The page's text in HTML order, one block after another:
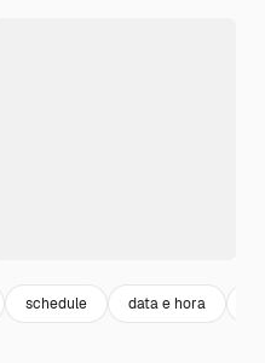
schedule data e hora